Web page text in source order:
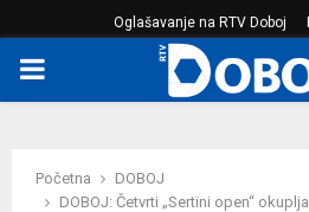
Oglašavanje na RTV Doboj
PRIMARY
Početna
DOBOJ
DOBOJ: Četvrti „Sertini open“